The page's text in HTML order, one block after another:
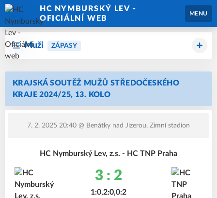
HC NYMBURSKÝ LEV -
OFICIÁLNÍ WEB
MENU
Muži ZÁPASY
KRAJSKÁ SOUTĚŽ MUŽŮ STŘEDOČESKÉHO
KRAJE 2024/25, 13. KOLO
7. 2. 2025 20:40 @ Benátky nad Jizerou, Zimní stadion
HC Nymburský Lev, z.s. - HC TNP Praha
3 : 2
1:0,2:0,0:2